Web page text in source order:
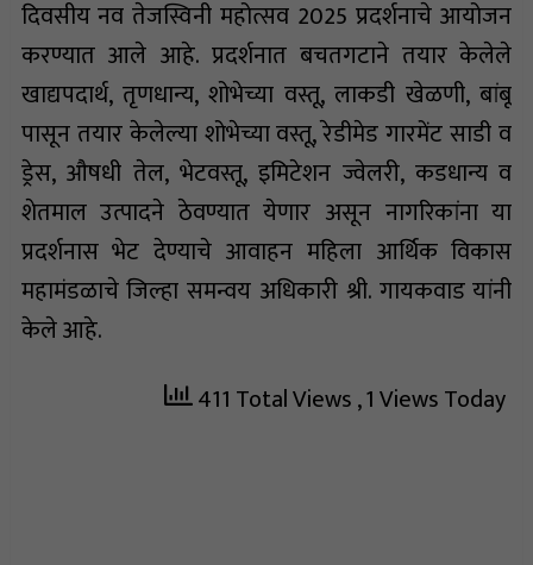
दिवसीय नव तेजस्विनी महोत्सव 2025 प्रदर्शनाचे आयोजन
करण्यात आले आहे. प्रदर्शनात बचतगटाने तयार केलेले
खाद्यपदार्थ, तृणधान्य, शोभेच्या वस्तू, लाकडी खेळणी, बांबू
पासून तयार केलेल्या शोभेच्या वस्तू, रेडीमेड गारमेंट साडी व
ड्रेस, औषधी तेल, भेटवस्तू, इमिटेशन ज्वेलरी, कडधान्य व
शेतमाल उत्पादने ठेवण्यात येणार असून नागरिकांना या
प्रदर्शनास भेट देण्याचे आवाहन महिला आर्थिक विकास
महामंडळाचे जिल्हा समन्वय अधिकारी श्री. गायकवाड यांनी
केले आहे.
411 Total Views, 1 Views Today